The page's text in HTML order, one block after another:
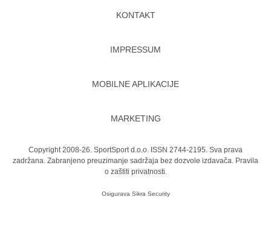
KONTAKT
IMPRESSUM
MOBILNE APLIKACIJE
MARKETING
Copyright 2008-26. SportSport d.o.o. ISSN 2744-2195. Sva prava
zadržana. Zabranjeno preuzimanje sadržaja bez dozvole izdavača. Pravila
o zaštiti privatnosti.
Osigurava Sikra Security